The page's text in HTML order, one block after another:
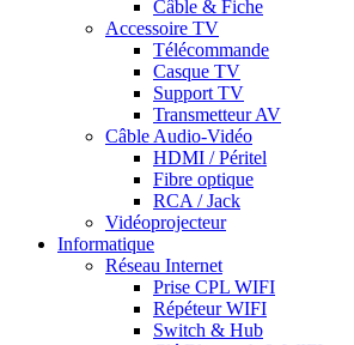
Câble & Fiche
Accessoire TV
Télécommande
Casque TV
Support TV
Transmetteur AV
Câble Audio-Vidéo
HDMI / Péritel
Fibre optique
RCA / Jack
Vidéoprojecteur
Informatique
Réseau Internet
Prise CPL WIFI
Répéteur WIFI
Switch & Hub